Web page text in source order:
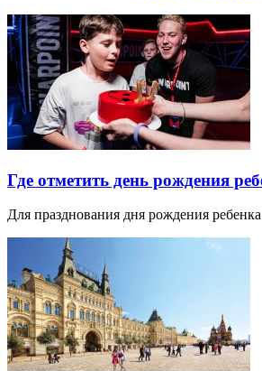
Где отметить день рождения
Для празднования дня рождения